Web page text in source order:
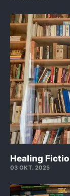
Healing
03 OKT. 2025